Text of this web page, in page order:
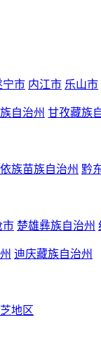
宁市 内江市 乐山市
自治州 甘孜藏族
族苗族自治州 黔
市 楚雄彝族自治州
迪庆藏族自治州
地区